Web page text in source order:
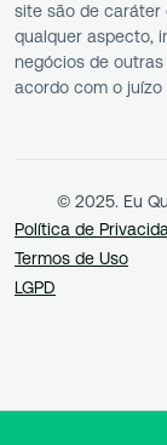
site são de caráter
qualquer aspecto,
negócios de
acordo com o
© 2025. Eu
Política de
Termos de Uso
LGPD